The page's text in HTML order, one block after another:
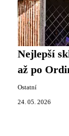
Nejlepší
až po
Ostatní
24. 05. 2026